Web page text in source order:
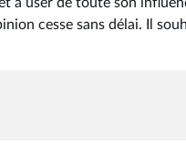
à user de toute son
cesse sans délai. Il